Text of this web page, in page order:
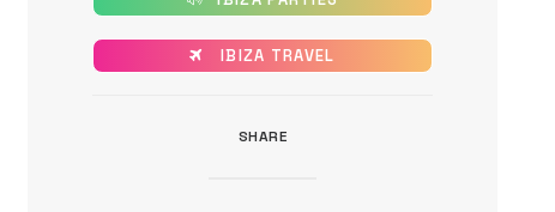
IBIZA TRAVEL
SHARE